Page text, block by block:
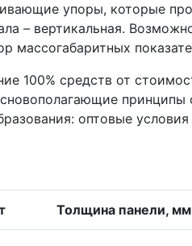
упоры, которые
– вертикальная.
массогабаритных
100% средств от
оптовые
Толщина панели, мм